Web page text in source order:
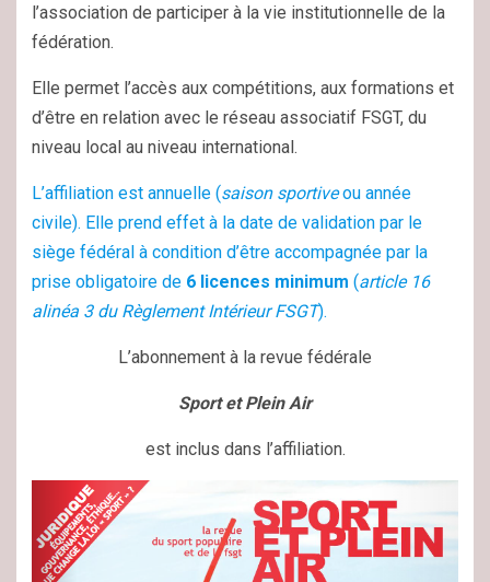
l’association de participer à la vie institutionnelle de la
fédération.
Elle permet l’accès aux compétitions, aux formations et
d’être en relation avec le réseau associatif FSGT, du
niveau local au niveau international.
L’affiliation est annuelle (saison sportiveou année
civile). Elle prend effet à la date de validation par le
siège fédéral à condition d’être accompagnée par la
prise obligatoire de 6 licences minimum (article 16
alinéa 3 du Règlement Intérieur FSGT).
L’abonnement à la revue fédérale
Sport et Plein Air
est inclus dans l’affiliation.